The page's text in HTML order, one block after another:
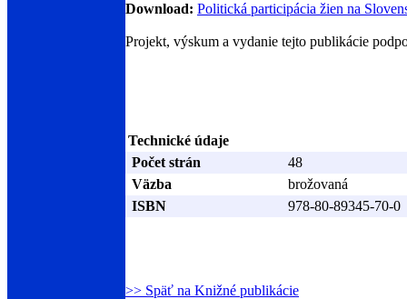
Download: Politická participácia žien na
Projekt, výskum a vydanie tejto publikácie
Technické údaje
Počet strán
48
Väzba
brožovaná
ISBN
978-80-89345-70-0
>> Späť na Knižné publikácie